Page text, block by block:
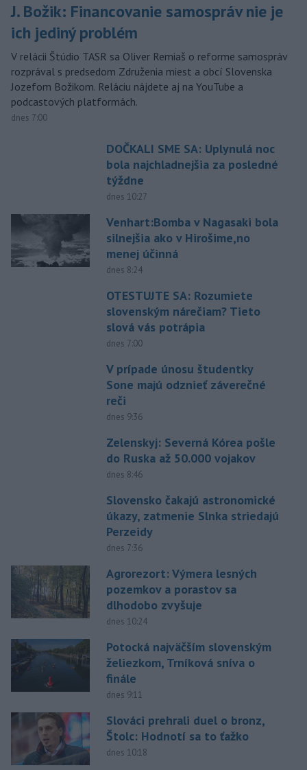
J. Božik: Financovanie samospráv nie je
ich jediný problém
V relácii Štúdio TASR sa Oliver Remiaš o reforme samospráv
rozprával s predsedom Združenia miest a obcí Slovenska
Jozefom Božikom. Reláciu nájdete aj na YouTube a
podcastových platformách.
dnes 7:00
DOČKALI SME SA: Uplynulá noc
bola najchladnejšia za posledné
týždne
dnes 10:27
Venhart:Bomba v Nagasaki bola
silnejšia ako v Hirošime,no
menej účinná
dnes 8:24
OTESTUJTE SA: Rozumiete
slovenským nárečiam? Tieto
slová vás potrápia
dnes 7:00
V prípade únosu študentky
Sone majú odznieť záverečné
reči
dnes 9:36
Zelenskyj: Severná Kórea pošle
do Ruska až 50.000 vojakov
dnes 8:46
Slovensko čakajú astronomické
úkazy, zatmenie Slnka striedajú
Perzeidy
dnes 7:36
Agrorezort: Výmera lesných
pozemkov a porastov sa
dlhodobo zvyšuje
dnes 10:24
Potocká najväčším slovenským
želiezkom, Trníková sníva o
finále
dnes 9:11
Slováci prehrali duel o bronz,
Štolc: Hodnotí sa to ťažko
dnes 10:18